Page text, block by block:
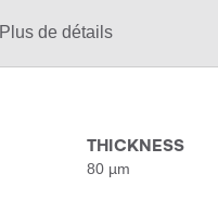
Plus de détails
THICKNESS
80 µm